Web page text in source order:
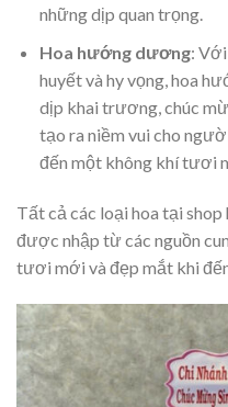
những dịp quan trọng.
Hoa hướng dương: Với
huyết và hy vọng, hoa
dịp khai trương, chúc
tạo ra niềm vui cho
đến một không khí tươi
Tất cả các loại hoa tại
được nhập từ các nguồn
tươi mới và đẹp mắt khi